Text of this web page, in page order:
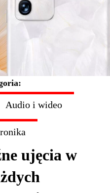
Audio i wideo
ujęcia w